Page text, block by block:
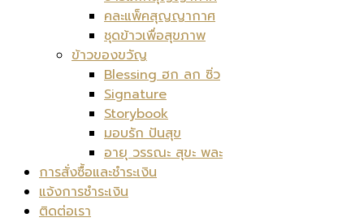
คละแพ็คสุญญากาศ
ชุดข้าวเพื่อสุขภาพ
ข้าวของขวัญ
Blessing ฮก ลก ซิ่ว
Signature
Storybook
มอบรัก ปันสุข
อายุ วรรณะ สุขะ พละ
การสั่งซื้อและชำระเงิน
แจ้งการชำระเงิน
ติดต่อเรา